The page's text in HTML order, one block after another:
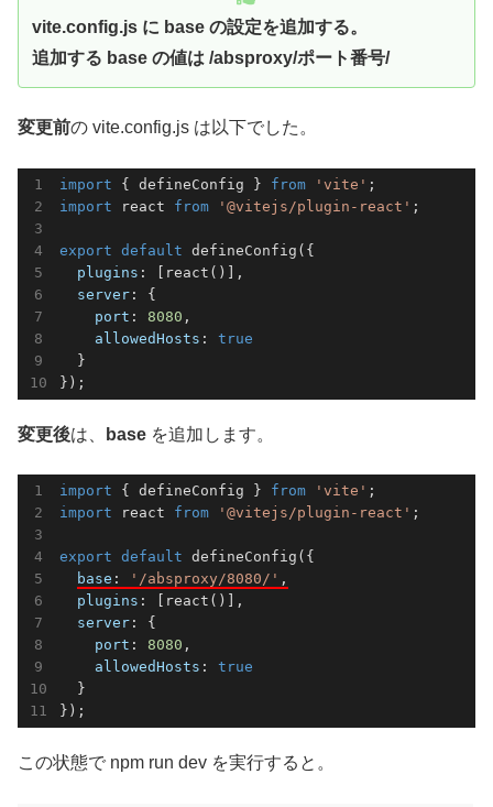
vite.config.js に base の設定を追加する。
追加する base の値は /absproxy/ポート番号/
変更前の vite.config.js は以下でした。
import { defineConfig } from 'vite'
import react from '@vitejs/plugin-react' ;
export default defineConfig({
plugins : [react()],
server : {
port : 8080 ,
allowedHosts : true
  }
});
変更後は、 base を追加します。
import { defineConfig } from 'vite'
import react from '@vitejs/plugin-react' ;
export default defineConfig({
base : '/absproxy/8080/' ,
plugins : [react()],
server : {
port : 8080 ,
allowedHosts : true
  }
});
この状態で npm run dev を実行すると。